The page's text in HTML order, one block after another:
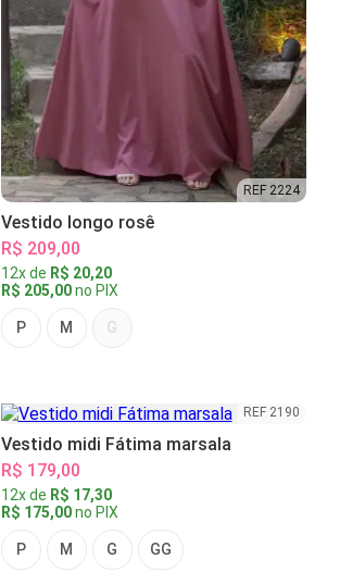
REF 2224
Vestido longo rosê
R$ 209,00
12x de R$ 20,20
R$ 205,00no PIX
P M G
REF 2190
Vestido midi Fátima marsala
R$ 179,00
12x de R$ 17,30
R$ 175,00no PIX
P M G GG